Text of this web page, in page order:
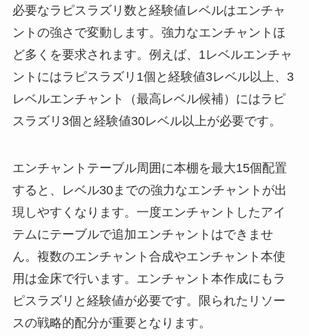
必要なラピスラズリ数と経験値レベルはエンチャ
ントの強さで変動します。強力なエンチャントほ
ど多くを要求されます。例えば、1レベルエンチャ
ントにはラピスラズリ1個と経験値3レベル以上、3
レベルエンチャント（最高レベル候補）にはラピ
スラズリ3個と経験値30レベル以上が必要です。
エンチャントテーブル周囲に本棚を最大15個配置
すると、レベル30までの強力なエンチャントが出
現しやすくなります。一度エンチャントしたアイ
テムにテーブルで追加エンチャントはできませ
ん。複数のエンチャント合成やエンチャント本使
用は金床で行います。エンチャント本作成にもラ
ピスラズリと経験値が必要です。限られたリソー
スの戦略的配分が重要となります。